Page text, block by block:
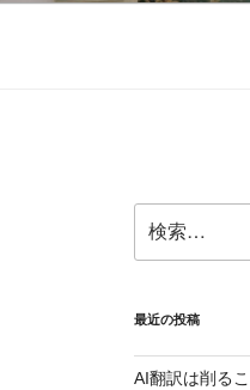
索:
最近の投稿
AI翻訳は削る